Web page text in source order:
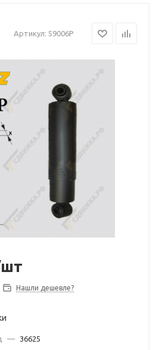
Артикул: 59006P
Нашли дешевле?
— 36625